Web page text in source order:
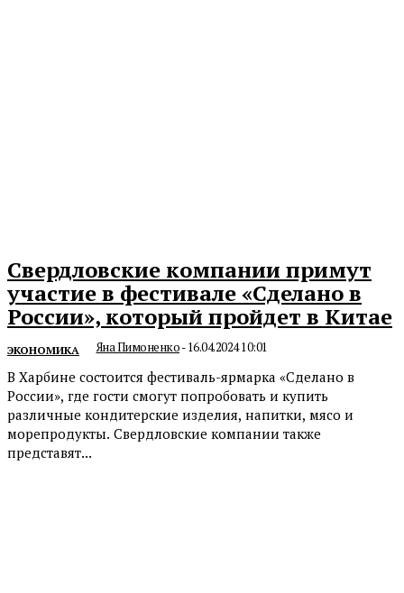
Свердловские компании примут
участие в фестивале «Сделано в
России», который пройдет в Китае
ЭКОНОМИКА Яна Пимоненко- 16.04.2024 10:01
В Харбине состоится фестиваль-ярмарка «Сделано в
России», где гости смогут попробовать и купить
различные кондитерские изделия, напитки, мясо и
морепродукты. Свердловские компании также
представят...